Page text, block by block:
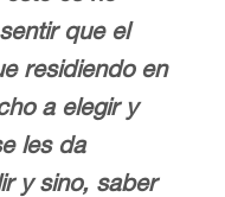
que el
residiendo en
a elegir y
les da
y sino, saber